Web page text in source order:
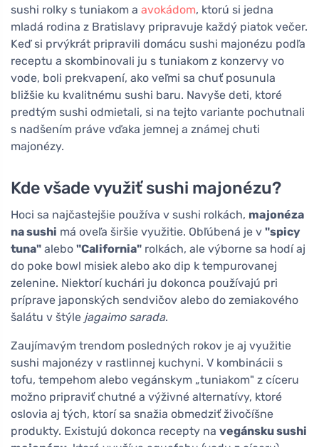
sushi rolky s tuniakom a avokádom, ktorú si jedna
mladá rodina z Bratislavy pripravuje každý piatok večer.
Keď si prvýkrát pripravili domácu sushi majonézu podľa
receptu a skombinovali ju s tuniakom z konzervy vo
vode, boli prekvapení, ako veľmi sa chuť posunula
bližšie ku kvalitnému sushi baru. Navyše deti, ktoré
predtým sushi odmietali, si na tejto variante pochutnali
s nadšením práve vďaka jemnej a známej chuti
majonézy.
Kde všade využiť sushi majonézu?
Hoci sa najčastejšie používa v sushi rolkách, majonéza
na sushi má oveľa širšie využitie. Obľúbená je v "spicy
tuna" alebo "California" rolkách, ale výborne sa hodí aj
do poke bowl misiek alebo ako dip k tempurovanej
zelenine. Niektorí kuchári ju dokonca používajú pri
príprave japonských sendvičov alebo do zemiakového
šalátu v štýle jagaimo sarada.
Zaujímavým trendom posledných rokov je aj využitie
sushi majonézy v rastlinnej kuchyni. V kombinácii s
tofu, tempehom alebo vegánskym „tuniakom" z cíceru
možno pripraviť chutné a výživné alternatívy, ktoré
oslovia aj tých, ktorí sa snažia obmedziť živočíšne
produkty. Existujú dokonca recepty na vegánsku sushi